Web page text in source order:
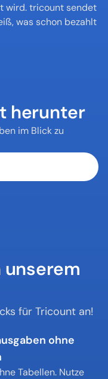
wird. tricount sendet
was schon bezahlt
herunter
im Blick zu
unserem
für Tricount an!
ohne
Tabellen. Nutze